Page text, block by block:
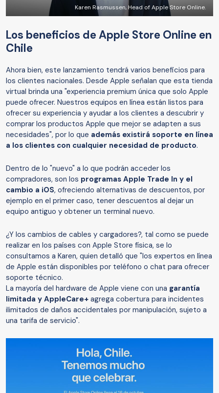
Karen Rasmussen, Head of Apple Store Online.
Los beneficios de Apple Store Online en
Chile
Ahora bien, este lanzamiento tendrá varios beneficios para
los clientes nacionales. Desde Apple señalan que esta tienda
virtual brinda una "experiencia premium única que solo Apple
puede ofrecer. Nuestros equipos en línea están listos para
ofrecer su experiencia y ayudar a los clientes a descubrir y
comprar los productos Apple que mejor se adapten a sus
necesidades", por lo que además existirá soporte en línea
a los clientes con cualquier necesidad de producto.
Dentro de lo "nuevo" a lo que podrán acceder los
compradores, son los programas Apple Trade In y el
cambio a iOS, ofreciendo alternativas de descuentos, por
ejemplo en el primer caso, tener descuentos al dejar un
equipo antiguo y obtener un terminal nuevo.
¿Y los cambios de cables y cargadores?, tal como se puede
realizar en los países con Apple Store física, se lo
consultamos a Karen, quien detalló que "los expertos en línea
de Apple están disponibles por teléfono o chat para ofrecer
soporte técnico.
La mayoría del hardware de Apple viene con una garantía
limitada y AppleCare+ agrega cobertura para incidentes
ilimitados de daños accidentales por manipulación, sujeto a
una tarifa de servicio".